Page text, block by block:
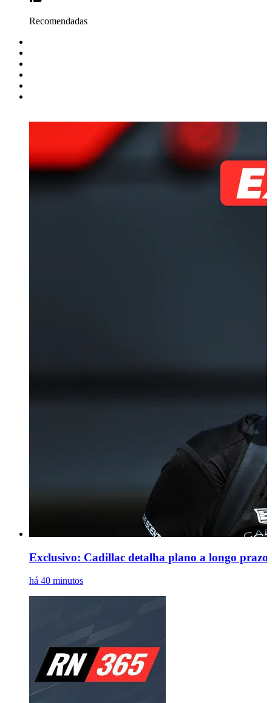
Recomendadas
Exclusivo: Cadillac detalha plano a longo
há 40 minutos